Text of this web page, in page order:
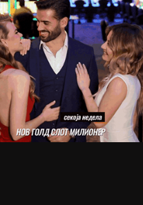
ФК Пелистер со заштитен
бренд по 81 година постоење !
Артета: Мојот Арсенал учи од
грешките
Лука Зидан се раздели со
Гранада